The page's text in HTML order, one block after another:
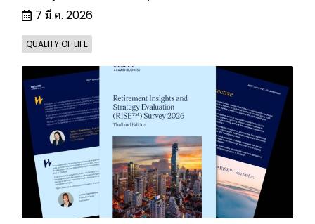
7 มี.ค. 2026
QUALITY OF LIFE